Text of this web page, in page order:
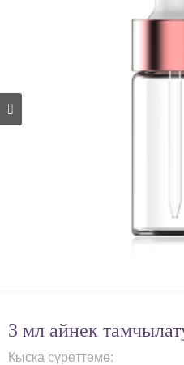
3 мл айнек
Кыска сүрөттөмө: